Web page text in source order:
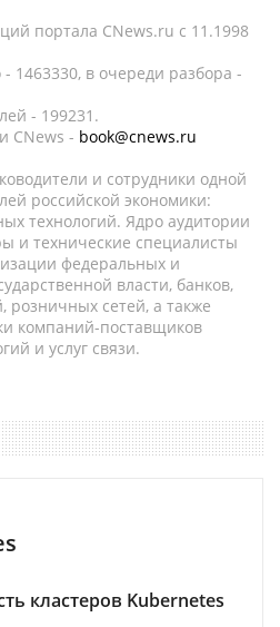
портала CNews.ru c 11.1998
1463330, в очереди разбора -
- 199231.
CNews - book@cnews.ru
и сотрудники одной
российской экономики:
технологий. Ядро аудитории
и технические специалисты
федеральных и
власти, банков,
сетей, а также
компаний-поставщиков
и услуг связи.
кластеров Kubernetes